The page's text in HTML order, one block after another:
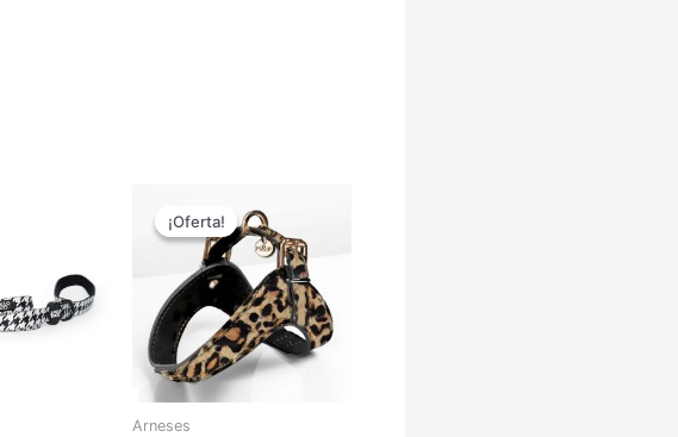
15,54 €.
¡Oferta!
¡Oferta!
Arneses
precios:
desde
32,76 €
hasta
34,40 €